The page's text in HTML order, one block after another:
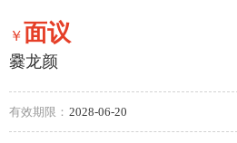
￥面议
爨龙颜
有效期限： 2028-06-20